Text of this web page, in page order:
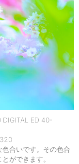
DIGITAL ED 40-
合いです。その色合
ができます。